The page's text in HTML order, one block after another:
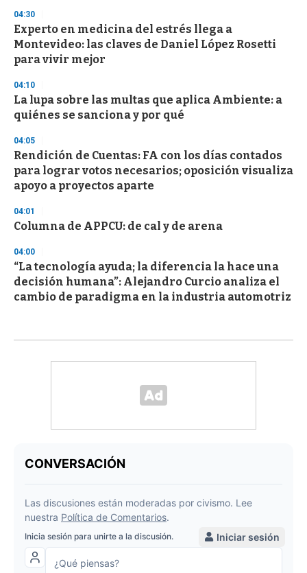
04:30
Experto en medicina del estrés llega a
Montevideo: las claves de Daniel López Rosetti
para vivir mejor
04:10
La lupa sobre las multas que aplica Ambiente: a
quiénes se sanciona y por qué
04:05
Rendición de Cuentas: FA con los días contados
para lograr votos necesarios; oposición visualiza
apoyo a proyectos aparte
04:01
Columna de APPCU: de cal y de arena
04:00
“La tecnología ayuda; la diferencia la hace una
decisión humana”: Alejandro Curcio analiza el
cambio de paradigma en la industria automotriz